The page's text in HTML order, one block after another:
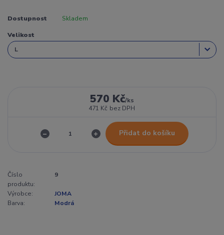
Dostupnost Skladem
Velikost
570 Kč/ks
471 Kč bez DPH
Přidat do košíku
Číslo
produktu:
9
Výrobce:
JOMA
Barva:
Modrá